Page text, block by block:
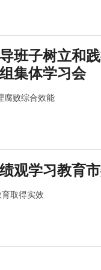
班子树立和
集体学习会
腐败综合效能
观学习教育
取得实效